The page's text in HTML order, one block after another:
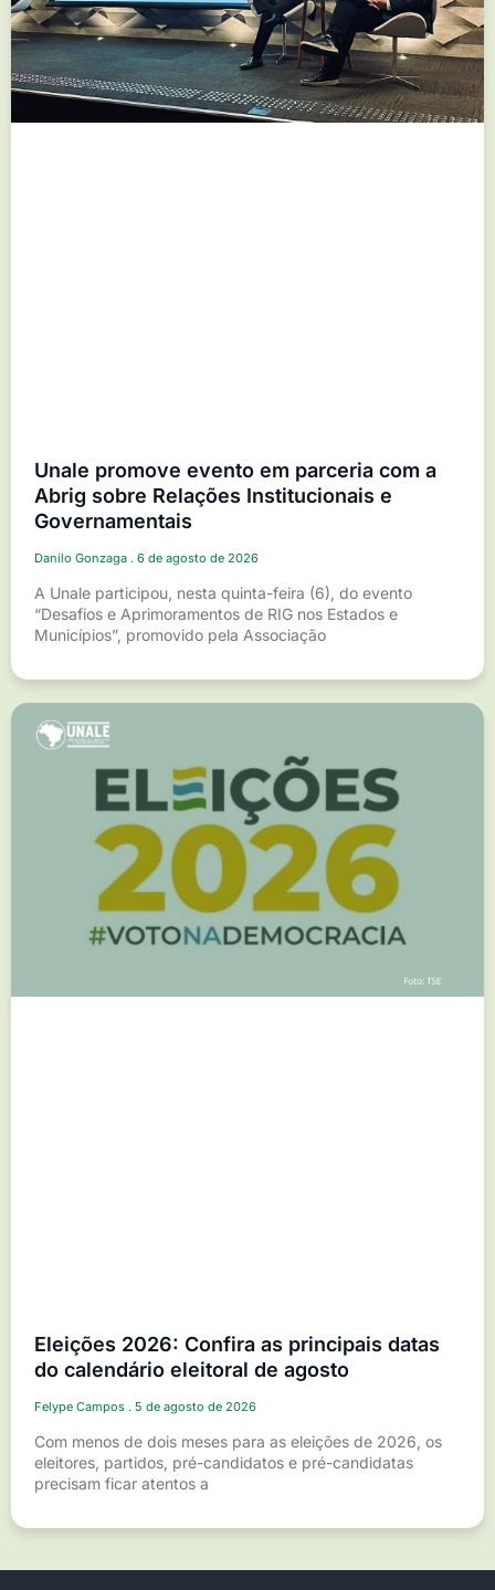
Unale promove evento em parceria com a
Abrig sobre Relações Institucionais e
Governamentais
Danilo Gonzaga 6 de agosto de 2026
A Unale participou, nesta quinta-feira (6), do evento
“Desafios e Aprimoramentos de RIG nos Estados e
Municípios”, promovido pela Associação
Eleições 2026: Confira as principais datas
do calendário eleitoral de agosto
Felype Campos 5 de agosto de 2026
Com menos de dois meses para as eleições de 2026, os
eleitores, partidos, pré-candidatos e pré-candidatas
precisam ficar atentos a